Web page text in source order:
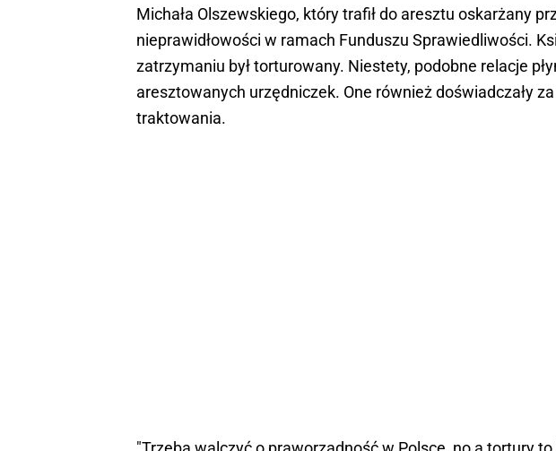
Michała Olszewskiego, który trafił do aresztu oskarżany
nieprawidłowości w ramach Funduszu Sprawiedliwości.
zatrzymaniu był torturowany. Niestety, podobne relacje
aresztowanych urzędniczek. One również doświadczały
traktowania.